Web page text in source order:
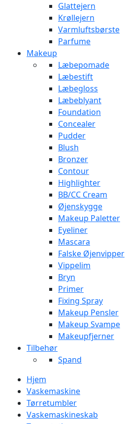
Glattejern
Krøllejern
Varmluftsbørste
Parfume
Makeup
Læbepomade
Læbestift
Læbegloss
Læbeblyant
Foundation
Concealer
Pudder
Blush
Bronzer
Contour
Highlighter
BB/CC Cream
Øjenskygge
Makeup Paletter
Eyeliner
Mascara
Falske Øjenvipper
Vippelim
Bryn
Primer
Fixing Spray
Makeup Pensler
Makeup Svampe
Makeupfjerner
Tilbehør
Spand
Hjem
Vaskemaskine
Tørretumbler
Vaskemaskineskab